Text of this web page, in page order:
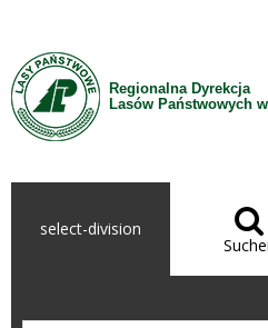
Regionalna Dyrekcja
Lasów Państwowych
select-division 